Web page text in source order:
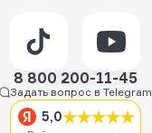
8 800 200-11-45
Задать вопрос в Telegram
5,0